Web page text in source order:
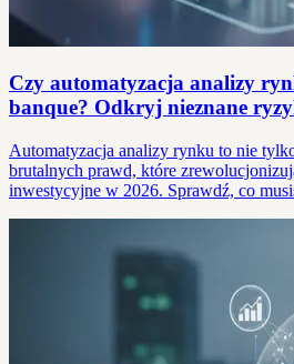
Czy automatyzacja analizy
banque? Odkryj nieznane
Automatyzacja analizy rynku to nie
brutalnych prawd, które
inwestycyjne w 2026. Sprawdź, co